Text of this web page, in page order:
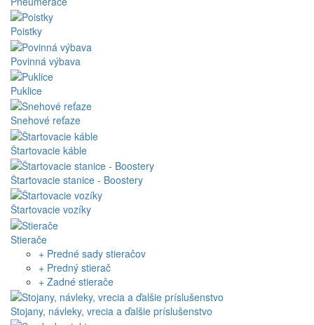
Poistky
Povinná výbava
Puklice
Snehové reťaze
Štartovacie káble
Štartovacie stanice - Boostery
Štartovacie vozíky
Stierače
+ Predné sady stieračov
+ Predný stierač
+ Zadné stierače
Stojany, návleky, vrecia a ďalšie príslušenstvo